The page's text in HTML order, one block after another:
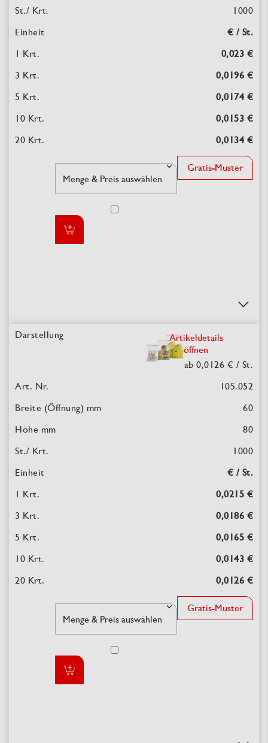
1000
€ / St.
0,023 €
0,0196 €
0,0174 €
0,0153 €
0,0134 €
Gratis-Muster
Artikeldetails
öffnen
ab 0,0126 € / St.
105.052
60
80
1000
€ / St.
0,0215 €
0,0186 €
0,0165 €
0,0143 €
0,0126 €
Gratis-Muster